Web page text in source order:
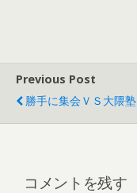
Previous Post
勝手に集会ＶＳ大隈塾
コメントを残す